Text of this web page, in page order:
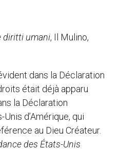
diritti umani, Il Mulino,
dans la Déclaration
était déjà apparu
la Déclaration
d’Amérique, qui
au Dieu Créateur.
des États-Unis